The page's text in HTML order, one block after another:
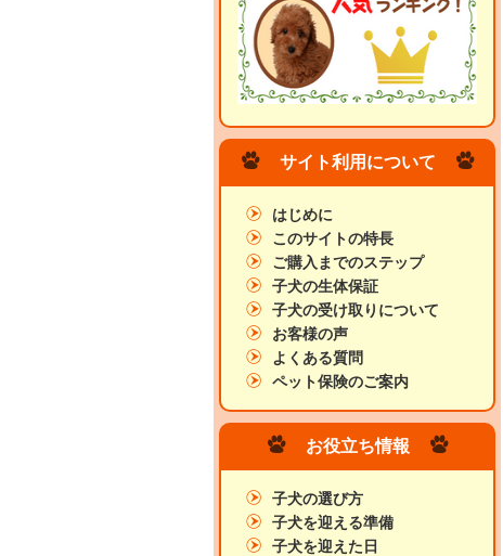
サイト利用について
はじめに
このサイトの特長
ご購入までのステップ
子犬の生体保証
子犬の受け取りについて
お客様の声
よくある質問
ペット保険のご案内
お役立ち情報
子犬の選び方
子犬を迎える準備
子犬を迎えた日